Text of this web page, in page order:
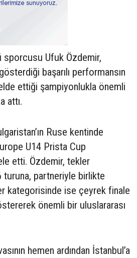
sporcusu Ufuk Özdemir,
başarılı performansın
ettiği şampiyonlukla önemli
attı.
Ruse kentinde
U14 Prista Cup
etti. Özdemir, tekler
partneriyle birlikte
kategorisinde ise çeyrek finale
önemli bir uluslararası
hemen ardından İstanbul’a